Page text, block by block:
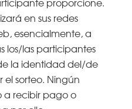
en sus redes
esencialmente, a
los/las participantes
la identidad del/de
sorteo. Ningún
a recibir pago o